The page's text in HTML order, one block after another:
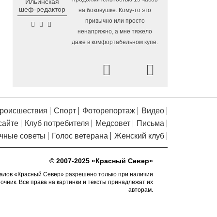
в Вологодской области
Завершается ремонт
автодороги Усть-Алексеево –
Мякинницыно в Великоустюгском округе
первое место в бюллетене на выборах в
открылся в заречной части Вологды
5.08.2026 17:17 В Вологде завершены
работы по благоустройству на 18
дворовых территориях
5.08.2026 16:50 Осановская роща в
Вологде стала современным парком с
5.08.2026 16:41 Почти 13,5 тысячи человек
пострадали от клещей в Вологодской
шеф-редактор
на боковушке. Кому-то это
привычно или просто
ненапряжно, а мне тяжело
даже в комфортабельном купе.
Спорт Фоторепортаж
Видео
Клуб потребителя Медсовет
Письма
советы
Голос ветерана Женский клуб
© 2007-2025 «Красный Север»
«Красный Север» разрешено только при наличии
Все права на картинки и тексты принадлежат их
авторам.